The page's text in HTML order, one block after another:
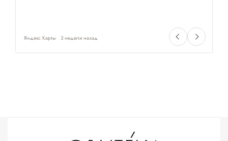
Яндекс Карты 3 недели назад